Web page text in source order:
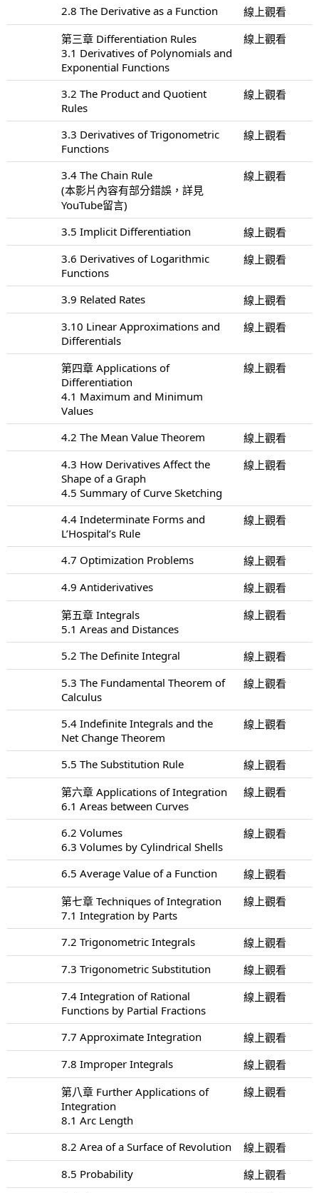
2.8 The Derivative as a Function
線上觀看
第三章 Differentiation Rules
3.1 Derivatives of Polynomials and
Exponential Functions
線上觀看
3.2 The Product and Quotient
Rules
線上觀看
3.3 Derivatives of Trigonometric
Functions
線上觀看
3.4 The Chain Rule
(本影片內容有部分錯誤，詳見
YouTube留言)
線上觀看
3.5 Implicit Differentiation
線上觀看
3.6 Derivatives of Logarithmic
Functions
線上觀看
3.9 Related Rates
線上觀看
3.10 Linear Approximations and
Differentials
線上觀看
第四章 Applications of
Differentiation
4.1 Maximum and Minimum
Values
線上觀看
4.2 The Mean Value Theorem
線上觀看
4.3 How Derivatives Affect the
Shape of a Graph
4.5 Summary of Curve Sketching
線上觀看
4.4 Indeterminate Forms and
L’Hospital’s Rule
線上觀看
4.7 Optimization Problems
線上觀看
4.9 Antiderivatives
線上觀看
第五章 Integrals
5.1 Areas and Distances
線上觀看
5.2 The Definite Integral
線上觀看
5.3 The Fundamental Theorem of
Calculus
線上觀看
5.4 Indefinite Integrals and the
Net Change Theorem
線上觀看
5.5 The Substitution Rule
線上觀看
第六章 Applications of Integration
6.1 Areas between Curves
線上觀看
6.2 Volumes
6.3 Volumes by Cylindrical Shells
線上觀看
6.5 Average Value of a Function
線上觀看
第七章 Techniques of Integration
7.1 Integration by Parts
線上觀看
7.2 Trigonometric Integrals
線上觀看
7.3 Trigonometric Substitution
線上觀看
7.4 Integration of Rational
Functions by Partial Fractions
線上觀看
7.7 Approximate Integration
線上觀看
7.8 Improper Integrals
線上觀看
第八章 Further Applications of
Integration
8.1 Arc Length
線上觀看
8.2 Area of a Surface of Revolution
線上觀看
8.5 Probability
線上觀看